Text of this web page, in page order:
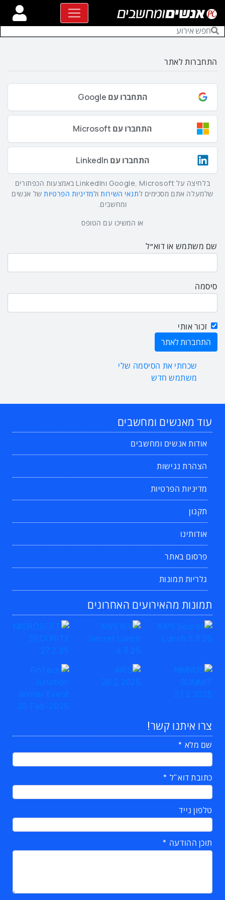
התחברות לאתר
התחברו עם Google
התחברו עם Microsoft
התחברו עם LinkedIn
בלחיצה על Google, Microsoft וLinkedIn באמצעות הכפתורים
שלמעלה אתם מסכימים לתנאי השירותולמדיניות הפרטיותשל אנשים
ומחשבים.
או המשיכו עם הטופס
שם משתמש או דוא״ל
סיסמה
זכור אותי
שכחתי את הסיסמה שלי
משתמש חדש
עוד מאנשים ומחשבים
אודות אנשים ומחשבים
הצהרת נגישות
מדיניות הפרטיות
תקנון
אודותינו
פרסום באתר
גלריות תמונות
תמונות מהאירועים האחרונים
צרו איתנו קשר!
שם מלא
כתובת דוא"ל
טלפון נייד
תוכן ההודעה